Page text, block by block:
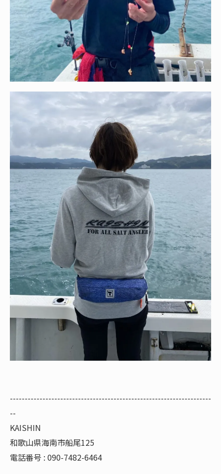
--------------------------------------------------------------------
--
KAISHIN
和歌山県海南市船尾125
電話番号 : 090-7482-6464